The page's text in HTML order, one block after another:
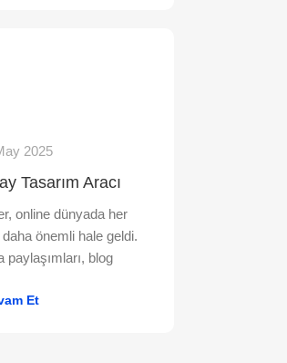
2025
Tasarım Aracı
online dünyada her
önemli hale geldi.
paylaşımları, blog
Et